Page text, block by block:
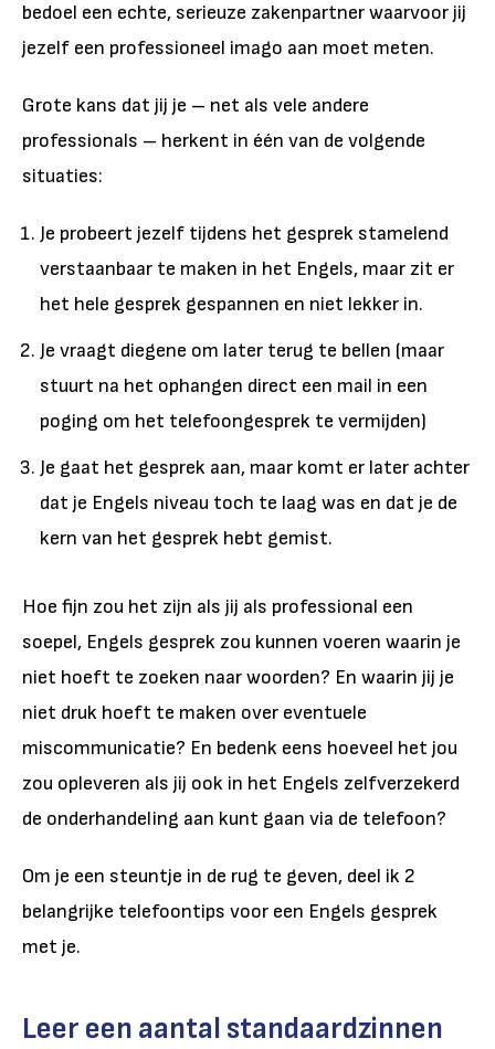
bedoel een echte, serieuze zakenpartner waarvoor jij
jezelf een professioneel imago aan moet meten.
Grote kans dat jij je – net als vele andere
professionals – herkent in één van de volgende
situaties:
Je probeert jezelf tijdens het gesprek stamelend
verstaanbaar te maken in het Engels, maar zit er
het hele gesprek gespannen en niet lekker in.
Je vraagt diegene om later terug te bellen (maar
stuurt na het ophangen direct een mail in een
poging om het telefoongesprek te vermijden)
Je gaat het gesprek aan, maar komt er later achter
dat je Engels niveau toch te laag was en dat je de
kern van het gesprek hebt gemist.
Hoe fijn zou het zijn als jij als professional een
soepel, Engels gesprek zou kunnen voeren waarin je
niet hoeft te zoeken naar woorden? En waarin jij je
niet druk hoeft te maken over eventuele
miscommunicatie? En bedenk eens hoeveel het jou
zou opleveren als jij ook in het Engels zelfverzekerd
de onderhandeling aan kunt gaan via de telefoon?
Om je een steuntje in de rug te geven, deel ik 2
belangrijke telefoontips voor een Engels gesprek
met je.
Leer een aantal standaardzinnen